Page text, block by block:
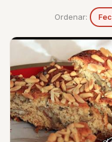
Ordenar: